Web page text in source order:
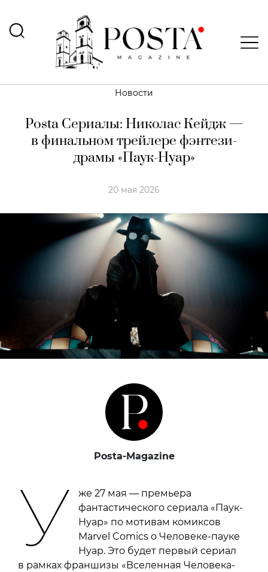
Новости
Posta Сериалы: Николас Кейдж —
в финальном трейлере фэнтези-
драмы «Паук-Нуар»
20 мая 2026
Posta-Magazine
У
же 27 мая — премьера
фантастического сериала «Паук-
Нуар» по мотивам комиксов
Marvel Comics о Человеке-пауке
Нуар. Это будет первый сериал
в рамках франшизы «Вселенная Человека-